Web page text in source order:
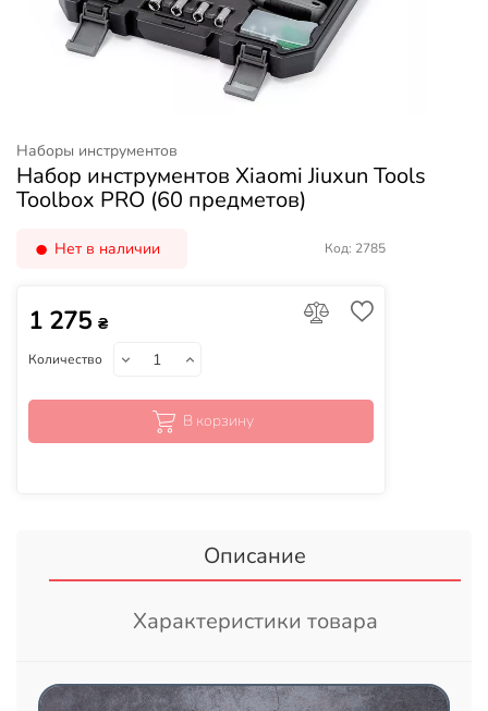
Наборы инструментов
Набор инструментов Xiaomi Jiuxun Tools
Toolbox PRO (60 предметов)
Нет в наличии Код: 2785
1 275 ₴
Количество
В корзину
Описание
Характеристики товара